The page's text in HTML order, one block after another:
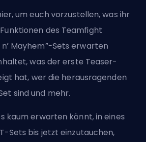
um euch vorzustellen, was ihr
des Teamfight
n’ Mayhem”-Sets erwarten
was der erste Teaser-
hat, wer die herausragenden
sind und mehr.
kaum erwarten könnt, in eines
Sets bis jetzt einzutauchen,